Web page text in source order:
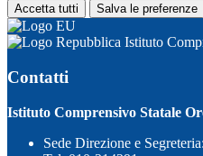
Accetta tutti Salva le preferenze
Istituto
Contatti
Istituto Comprensivo Statale
Sede Direzione e